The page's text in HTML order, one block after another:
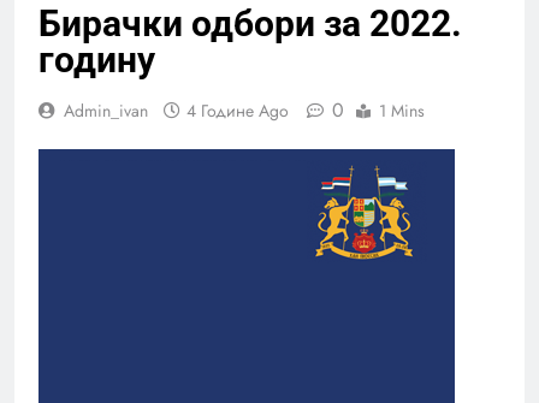
Бирачки одбори за 2022.
годину
Admin_ivan 4 Године Ago 0 1 Mins